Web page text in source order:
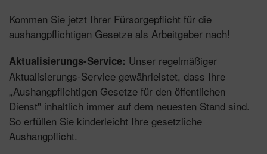
Kommen Sie jetzt Ihrer Fürsorgepflicht für die
aushangpflichtigen Gesetze als Arbeitgeber nach!
Aktualisierungs-Service: Unser regelmäßiger
Aktualisierungs-Service gewährleistet, dass Ihre
„Aushangpflichtigen Gesetze für den öffentlichen
Dienst" inhaltlich immer auf dem neuesten Stand sind.
So erfüllen Sie kinderleicht Ihre gesetzliche
Aushangpflicht.